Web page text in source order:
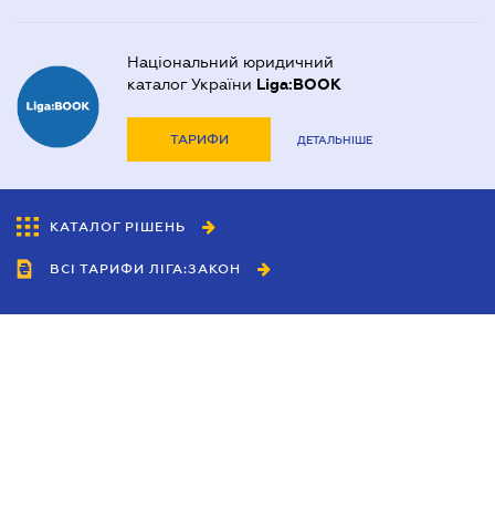
Національний юридичний
каталог України Liga:BOOK
ТАРИФИ ДЕТАЛЬНІШЕ
КАТАЛОГ РІШЕНЬ
ВСІ ТАРИФИ ЛІГА:ЗАКОН